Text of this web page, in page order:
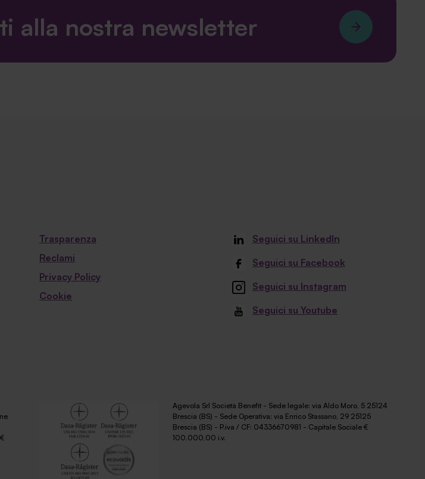
alla nostra newsletter
Trasparenza
Reclami
Privacy Policy
Cookie
Seguici su LinkedIn
Seguici su Facebook
Seguici su Instagram
Seguici su Youtube
Agevola Srl Società Benefit - Sede legale: via Aldo Moro, 5 25124
Brescia (BS) - Sede Operativa: via Enrico Stassano, 29 25125
Brescia (BS) - P.iva / CF: 04336670981 - Capitale Sociale €
100.000,00 i.v.